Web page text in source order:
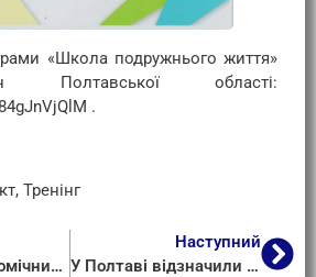
«Школа подружнього життя»
Полтавської області:
.
, Тренінг
«Озброєні економічними знаннями»
Наступний
У Полтаві відзначили День вшанування учасників бойових дій на території інших держав